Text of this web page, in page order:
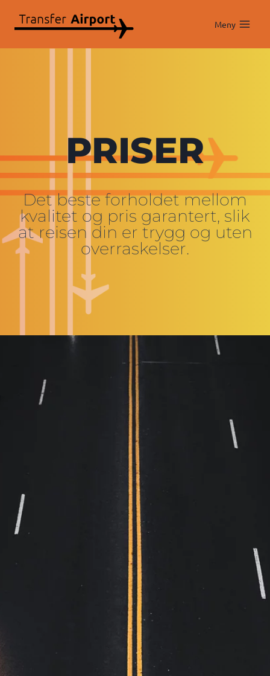
Meny
PRISER
Det beste forholdet mellom
kvalitet og pris garantert, slik
at reisen din er trygg og uten
overraskelser.
Opptil 4 passasjerer